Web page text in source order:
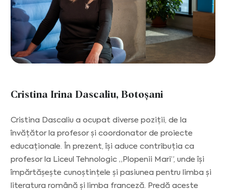
Cristina Irina Dascaliu, Botoșani
Cristina Dascaliu a ocupat diverse poziții, de la
învățător la profesor și coordonator de proiecte
educaționale. În prezent, își aduce contribuția ca
profesor la Liceul Tehnologic „Plopenii Mari”, unde își
împărtășește cunoștințele și pasiunea pentru limba și
literatura română și limba franceză. Predă aceste